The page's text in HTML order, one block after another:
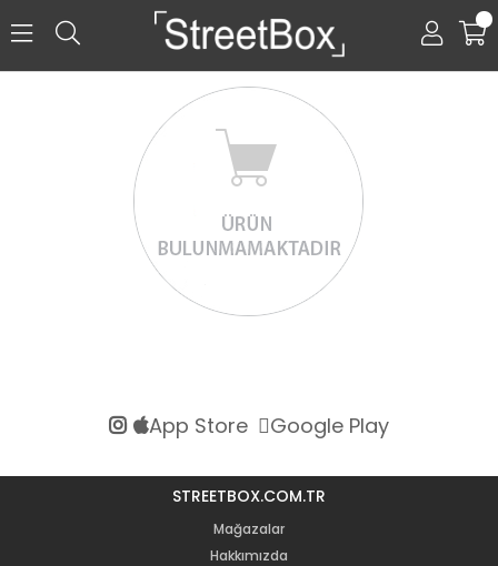
0
App Store Google Play
STREETBOX.COM.TR
Mağazalar
Hakkımızda